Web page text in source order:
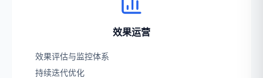
效果运营
效果评估与监控体系
持续迭代优化